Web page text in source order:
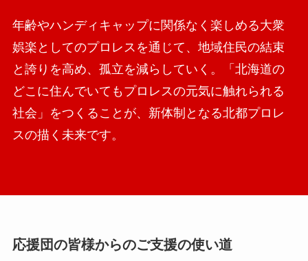
年齢やハンディキャップに関係なく楽しめる大衆
娯楽としてのプロレスを通じて、地域住民の結束
と誇りを高め、孤立を減らしていく。「北海道の
どこに住んでいてもプロレスの元気に触れられる
社会」をつくることが、新体制となる北都プロレ
スの描く未来です。
応援団の皆様からのご支援の使い道